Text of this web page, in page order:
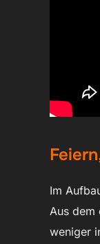
Im
Aus dem
weniger